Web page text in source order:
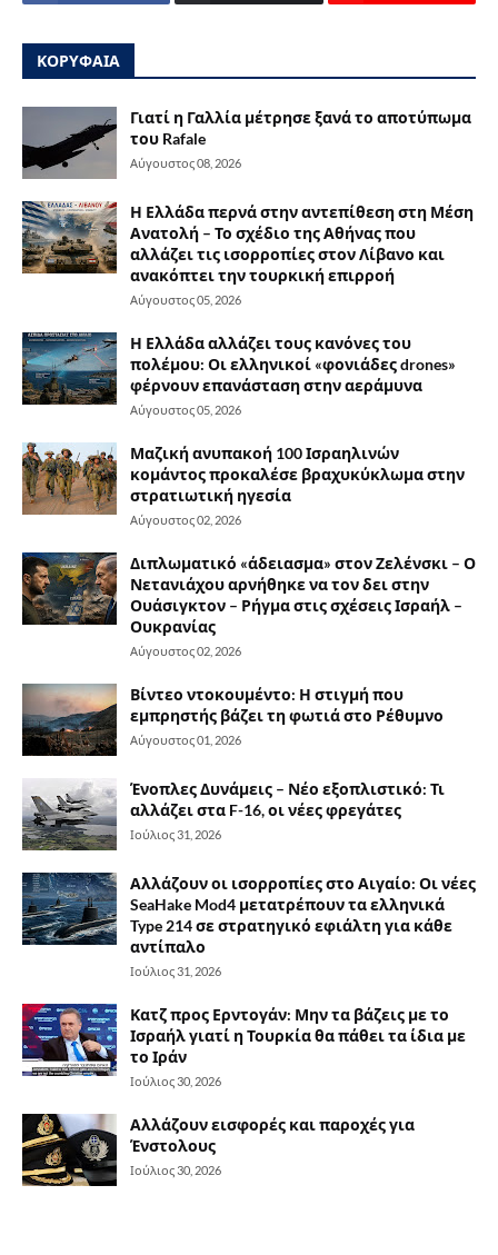
ΚΟΡΥΦΑΙΑ
Γιατί η Γαλλία μέτρησε ξανά το αποτύπωμα
του Rafale
Αύγουστος 08, 2026
Η Ελλάδα περνά στην αντεπίθεση στη Μέση
Ανατολή – Το σχέδιο της Αθήνας που
αλλάζει τις ισορροπίες στον Λίβανο και
ανακόπτει την τουρκική επιρροή
Αύγουστος 05, 2026
Η Ελλάδα αλλάζει τους κανόνες του
πολέμου: Οι ελληνικοί «φονιάδες drones»
φέρνουν επανάσταση στην αεράμυνα
Αύγουστος 05, 2026
Μαζική ανυπακοή 100 Ισραηλινών
κομάντος προκαλέσε βραχυκύκλωμα στην
στρατιωτική ηγεσία
Αύγουστος 02, 2026
Διπλωματικό «άδειασμα» στον Ζελένσκι – Ο
Νετανιάχου αρνήθηκε να τον δει στην
Ουάσιγκτον – Ρήγμα στις σχέσεις Ισραήλ –
Ουκρανίας
Αύγουστος 02, 2026
Βίντεο ντοκουμέντο: Η στιγμή που
εμπρηστής βάζει τη φωτιά στο Ρέθυμνο
Αύγουστος 01, 2026
Ένοπλες Δυνάμεις – Νέο εξοπλιστικό: Τι
αλλάζει στα F-16, οι νέες φρεγάτες
Ιούλιος 31, 2026
Αλλάζουν οι ισορροπίες στο Αιγαίο: Οι νέες
SeaHake Mod4 μετατρέπουν τα ελληνικά
Type 214 σε στρατηγικό εφιάλτη για κάθε
αντίπαλο
Ιούλιος 31, 2026
Κατζ προς Ερντογάν: Μην τα βάζεις με το
Ισραήλ γιατί η Τουρκία θα πάθει τα ίδια με
το Ιράν
Ιούλιος 30, 2026
Αλλάζουν εισφορές και παροχές για
Ένστολους
Ιούλιος 30, 2026